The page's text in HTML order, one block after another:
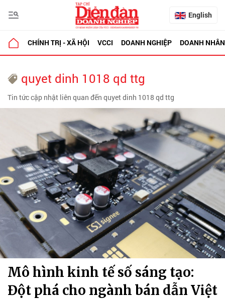
English
CHÍNH TRỊ - XÃ HỘI VCCI DOANH NGHIỆP DOANH NHÂN
quyet dinh 1018 qd ttg
Tin tức cập nhật liên quan đến quyet dinh 1018 qd ttg
Mô hình kinh tế số sáng tạo:
Đột phá cho ngành bán dẫn Việt